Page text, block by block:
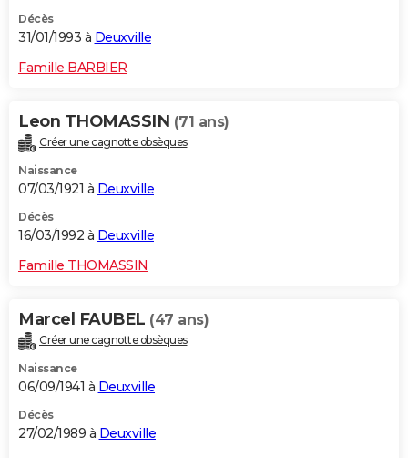
Décès
31/01/1993 à Deuxville
Famille BARBIER
Leon THOMASSIN (71 ans)
Créer une cagnotte obsèques
Naissance
07/03/1921 à Deuxville
Décès
16/03/1992 à Deuxville
Famille THOMASSIN
Marcel FAUBEL (47 ans)
Créer une cagnotte obsèques
Naissance
06/09/1941 à Deuxville
Décès
27/02/1989 à Deuxville